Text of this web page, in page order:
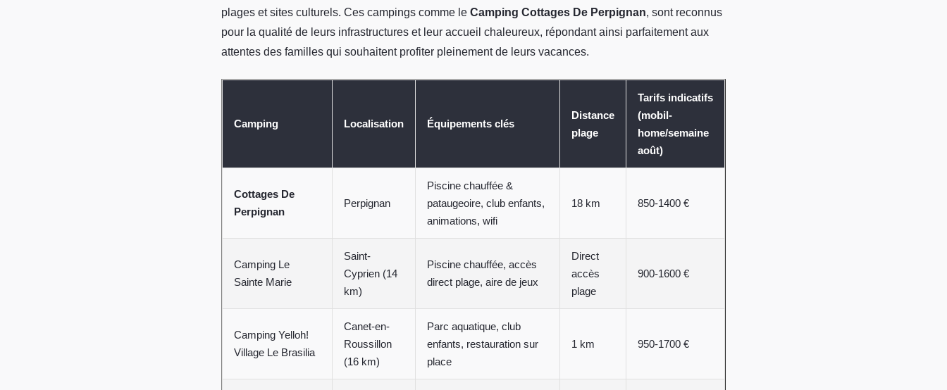
plages et sites culturels. Ces campings comme le Camping Cottages De Perpignan, sont reconnus
pour la qualité de leurs infrastructures et leur accueil chaleureux, répondant ainsi parfaitement aux
attentes des familles qui souhaitent profiter pleinement de leurs vacances.
Camping Localisation Équipements clés
Distance
plage
Tarifs indicatifs
(mobil-
home/semaine
août)
Cottages De
Perpignan
Perpignan
Piscine chauffée &
pataugeoire, club enfants,
animations, wifi
18 km 850-1400 €
Camping Le
Sainte Marie
Saint-
Cyprien (14
km)
Piscine chauffée, accès
direct plage, aire de jeux
Direct
accès
plage
900-1600 €
Camping Yelloh!
Village Le Brasilia
Canet-en-
Roussillon
(16 km)
Parc aquatique, club
enfants, restauration sur
place
1 km 950-1700 €